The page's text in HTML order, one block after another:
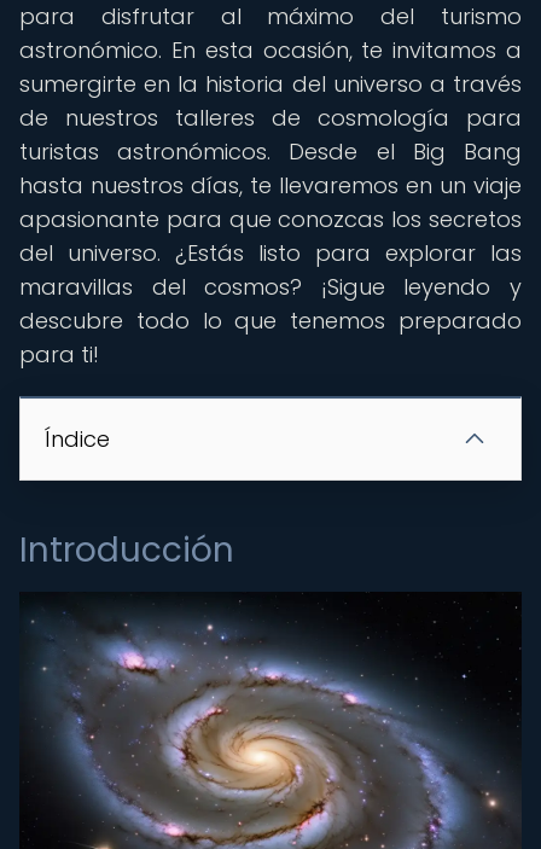
para disfrutar al máximo del turismo
astronómico. En esta ocasión, te invitamos a
sumergirte en la historia del universo a través
de nuestros talleres de cosmología para
turistas astronómicos. Desde el Big Bang
hasta nuestros días, te llevaremos en un viaje
apasionante para que conozcas los secretos
del universo. ¿Estás listo para explorar las
maravillas del cosmos? ¡Sigue leyendo y
descubre todo lo que tenemos preparado
para ti!
Índice
Introducción